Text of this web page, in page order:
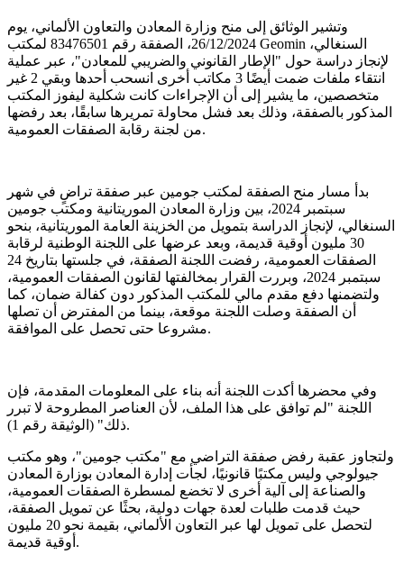
وتشير الوثائق إلى منح وزارة المعادن والتعاون الألماني، يوم
26/12/2024، الصفقة رقم 83476501 لمكتب Geomin السنغالي،
لإنجاز دراسة حول "الإطار القانوني والضريبي للمعادن"، عبر عملية
انتقاء ملفات ضمت أيضًا 3 مكاتب أخرى انسحب أحدها وبقي 2 غير
متخصصين، ما يشير إلى أن الإجراءات كانت شكلية ليفوز المكتب
المذكور بالصفقة، وذلك بعد فشل محاولة تمريرها سابقًا، بعد رفضها
من لجنة رقابة الصفقات العمومية.
بدأ مسار منح الصفقة لمكتب جومين عبر صفقة تراضٍ في شهر
سبتمبر 2024، بين وزارة المعادن الموريتانية ومكتب جومين
السنغالي، لإنجاز الدراسة بتمويل من الخزينة العامة الموريتانية، بنحو
30 مليون أوقية قديمة، وبعد عرضها على اللجنة الوطنية لرقابة
الصفقات العمومية، رفضت اللجنة الصفقة، في جلستها بتاريخ 24
سبتمبر 2024، وبررت القرار بمخالفتها لقانون الصفقات العمومية،
ولتضمنها دفع مقدم مالي للمكتب المذكور دون كفالة ضمان، كما
أن الصفقة وصلت اللجنة موقعة، بينما من المفترض أن تصلها
مشروعا حتى تحصل على الموافقة.
وفي محضرها أكدت اللجنة أنه بناء على المعلومات المقدمة، فإن
اللجنة "لم توافق على هذا الملف، لأن العناصر المطروحة لا تبرر
ذلك" (الوثيقة رقم 1).
ولتجاوز عقبة رفض صفقة التراضي مع "مكتب جومين"، وهو مكتب
جيولوجي وليس مكتبًا قانونيًا، لجأت إدارة المعادن بوزارة المعادن
والصناعة إلى آلية أخرى لا تخضع لمسطرة الصفقات العمومية،
حيث قدمت طلبات لعدة جهات دولية، بحثًا عن تمويل الصفقة،
لتحصل على تمويل لها عبر التعاون الألماني، بقيمة نحو 20 مليون
أوقية قديمة.